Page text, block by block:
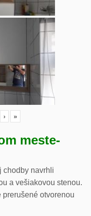
› »
meste-
chodby navrhli
a vešiakovou stenou.
otvorenou